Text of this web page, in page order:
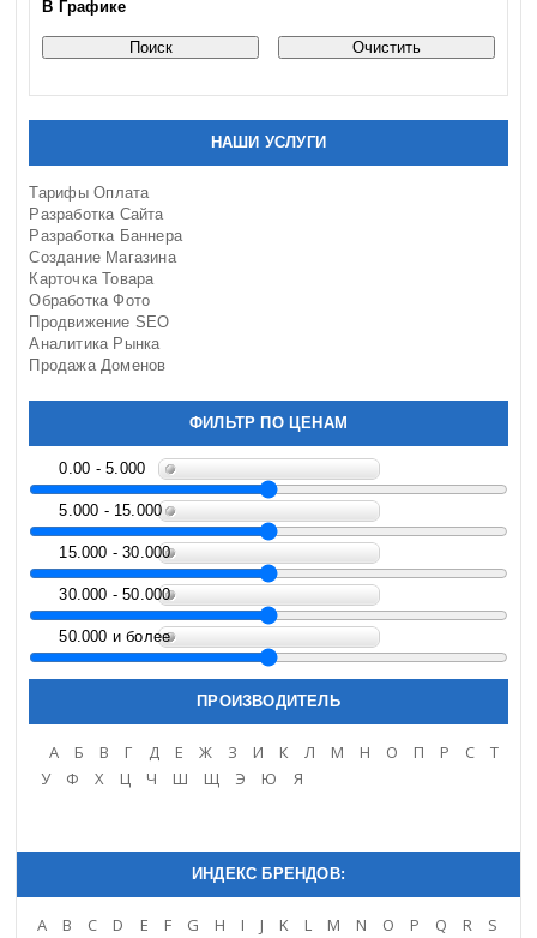
Смоленская область
Сочи
Ставропольский край
Тульская область
Тюменская область
Ульяновская область
Урал
Хабаровский край
Ханты-Мансийский округ
Челябинская область
Чеченская Республика
Юг России
Южный берег Крыма
Ярославская область
В Графике
НАШИ УСЛУГИ
Тарифы Оплата
Разработка Сайта
Разработка Баннера
Создание Магазина
Карточка Товара
Обработка Фото
Продвижение SEO
Аналитика Рынка
Продажа Доменов
ФИЛЬТР ПО ЦЕНАМ
0.00 - 5.000
5.000 - 15.000
15.000 - 30.000
30.000 - 50.000
50.000 и более
ПРОИЗВОДИТЕЛЬ
A Б В Г Д Е Ж З И К Л М Н О П Р С
Т
У
Ф Х Ц Ч Ш Щ Э Ю Я
ИНДЕКС БРЕНДОВ:
A B C D E F G H I J K L M N O P Q R
S